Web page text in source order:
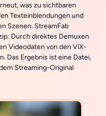
was zu sichtbaren
Texteinblendungen und
Szenen. StreamFab
Durch direktes Demuxen
Videodaten von den ViX-
Das Ergebnis ist eine Datei,
Streaming-Original